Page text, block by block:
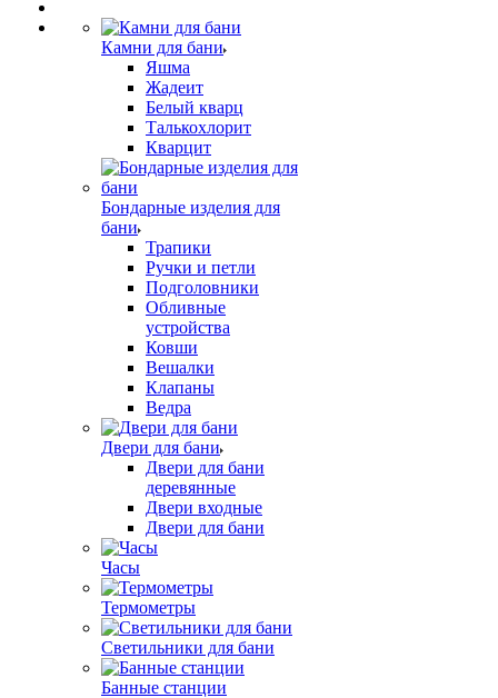
Камни для бани
Яшма
Жадеит
Белый кварц
Талькохлорит
Кварцит
Бондарные изделия для
бани
Трапики
Ручки и петли
Подголовники
Обливные
устройства
Ковши
Вешалки
Клапаны
Ведра
Двери для бани
Двери для бани
деревянные
Двери входные
Двери для бани
Часы
Термометры
Светильники для бани
Банные станции